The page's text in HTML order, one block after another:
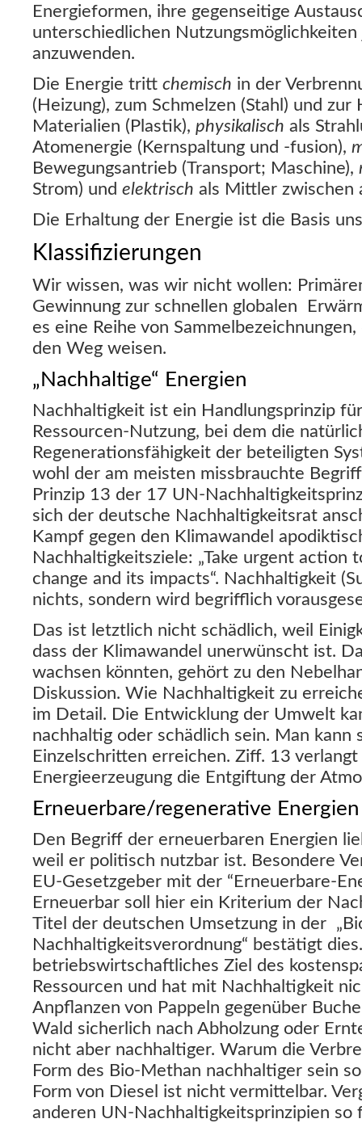
Energieformen, ihre gegenseitige
unterschiedlichen Nutzungsmöglichkeiten
anzuwenden.
Die Energie tritt chemisch in der
(Heizung), zum Schmelzen (Stahl) und
Materialien (Plastik), physikalisch als
Atomenergie (Kernspaltung und -fusion),
Bewegungsantrieb (Transport; Maschine),
Strom) und elektrisch als Mittler zwischen
Die Erhaltung der Energie ist die Basis
Klassifizierungen
Wir wissen, was wir nicht wollen:
Gewinnung zur schnellen globalen
es eine Reihe von
den Weg weisen.
„Nachhaltige“ Energien
Nachhaltigkeit ist ein Handlungsprinzip
Ressourcen-Nutzung, bei dem die
Regenerationsfähigkeit der beteiligten
wohl der am meisten missbrauchte
Prinzip 13 der 17 UN-
sich der deutsche Nachhaltigkeitsrat
Kampf gegen den Klimawandel
Nachhaltigkeitsziele: „Take urgent action
change and its impacts“. Nachhaltigkeit
nichts, sondern wird begrifflich
Das ist letztlich nicht schädlich, weil
dass der Klimawandel unerwünscht ist.
wachsen könnten, gehört zu den
Diskussion. Wie Nachhaltigkeit zu
im Detail. Die Entwicklung der Umwelt
nachhaltig oder schädlich sein. Man kann
Einzelschritten erreichen. Ziff. 13
Energieerzeugung die Entgiftung der
Erneuerbare/regenerative Energien
Den Begriff der erneuerbaren Energien
weil er politisch nutzbar ist. Besondere
EU-Gesetzgeber mit der “Erneuerbare-
Erneuerbar soll hier ein Kriterium der
Titel der deutschen Umsetzung in der
Nachhaltigkeitsverordnung“ bestätigt
betriebswirtschaftliches Ziel des
Ressourcen und hat mit Nachhaltigkeit
Anpflanzen von Pappeln gegenüber
Wald sicherlich nach Abholzung oder
nicht aber nachhaltiger. Warum die
Form des Bio-Methan nachhaltiger sein
Form von Diesel ist nicht vermittelbar.
anderen UN-Nachhaltigkeitsprinzipien so